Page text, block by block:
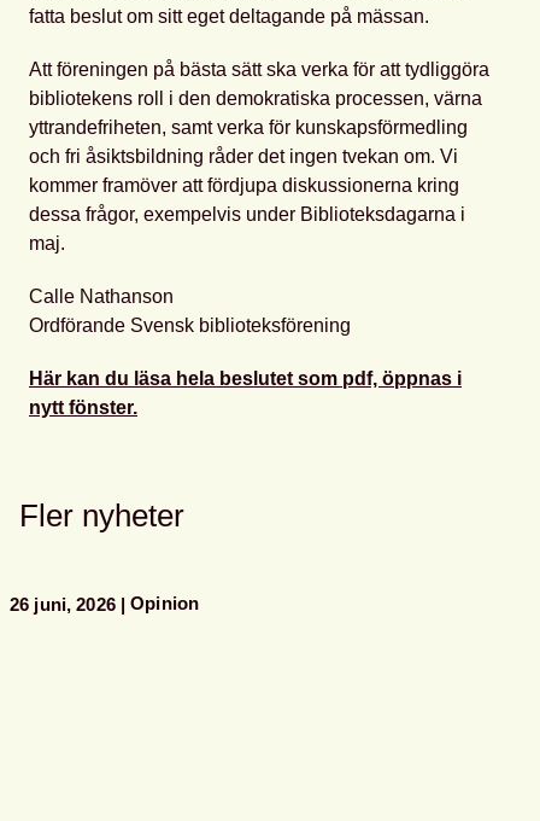
fatta beslut om sitt eget deltagande på mässan.
Att föreningen på bästa sätt ska verka för att tydliggöra
bibliotekens roll i den demokratiska processen, värna
yttrandefriheten, samt verka för kunskapsförmedling
och fri åsiktsbildning råder det ingen tvekan om. Vi
kommer framöver att fördjupa diskussionerna kring
dessa frågor, exempelvis under Biblioteksdagarna i
maj.
Calle Nathanson
Ordförande Svensk biblioteksförening
Här kan du läsa hela beslutet som pdf, öppnas i
nytt fönster.
Fler nyheter
26 juni, 2026 Opinion